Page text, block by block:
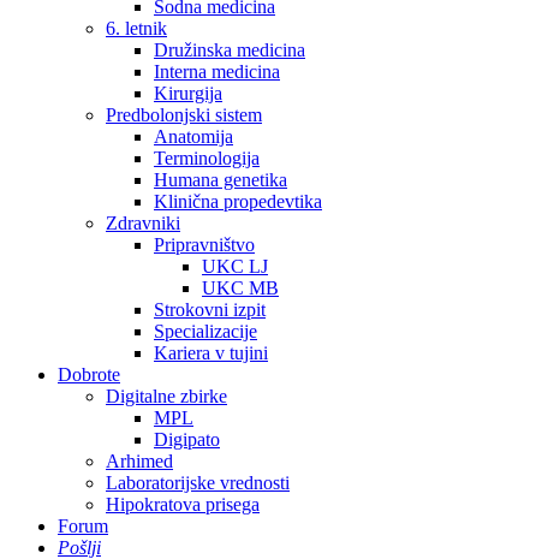
Sodna medicina
6. letnik
Družinska medicina
Interna medicina
Kirurgija
Predbolonjski sistem
Anatomija
Terminologija
Humana genetika
Klinična propedevtika
Zdravniki
Pripravništvo
UKC LJ
UKC MB
Strokovni izpit
Specializacije
Kariera v tujini
Dobrote
Digitalne zbirke
MPL
Digipato
Arhimed
Laboratorijske vrednosti
Hipokratova prisega
Forum
Pošlji